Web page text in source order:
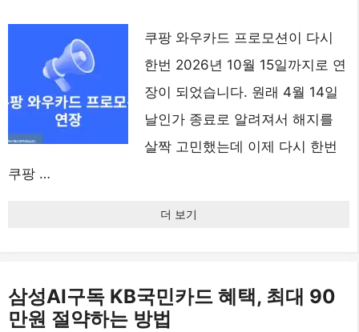
쿠팡 와우카드 프로모션이 다시
한번 2026년 10월 15일까지로 연
장이 되었습니다. 원래 4월 14일
날인가 종료로 알려져서 해지를
살짝 고민했는데 이제 다시 한번
쿠팡 …
더 보기
삼성AI구독 KB국민카드 혜택, 최대 90
만원 절약하는 방법